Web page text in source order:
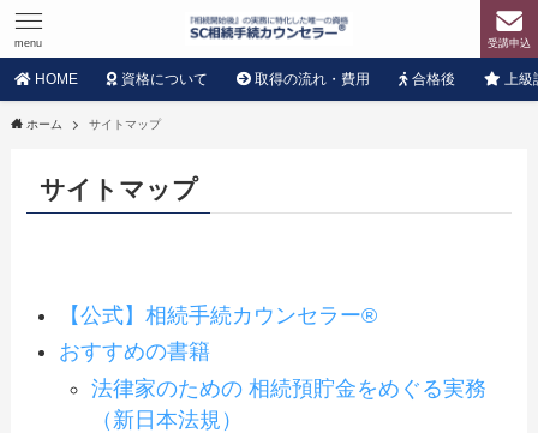
受講申込
menu
HOME 資格について 取得の流れ・費用 合格後 上級
ホーム サイトマップ
サイトマップ
【公式】相続手続カウンセラー®
おすすめの書籍
法律家のための 相続預貯金をめぐる実務
（新日本法規）